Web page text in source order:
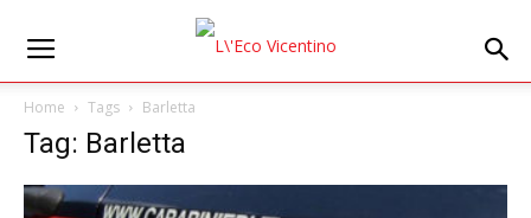
Home Tags Barletta
Tag: Barletta